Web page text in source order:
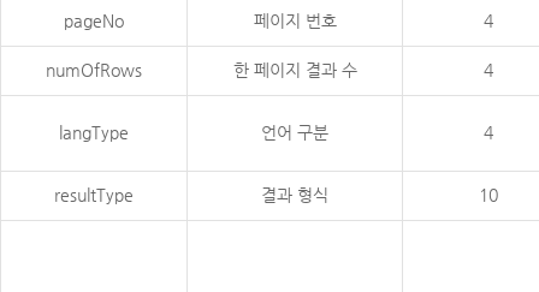
pageNo 페이지 번호 4
numOfRows 한 페이지 결과 수 4
langType 언어 구분 4
resultType 결과 형식 10